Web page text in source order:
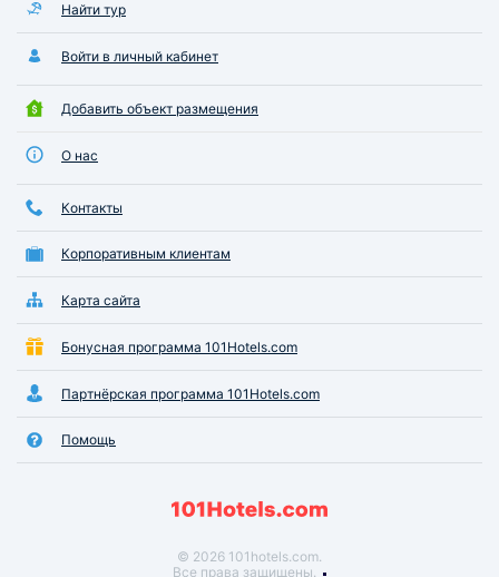
Найти тур
Войти в личный кабинет
Добавить объект размещения
О нас
Контакты
Корпоративным клиентам
Карта сайта
Бонусная программа 101Hotels.com
Партнёрская программа 101Hotels.com
Помощь
© 2026 101hotels.com.
Все права защищены.